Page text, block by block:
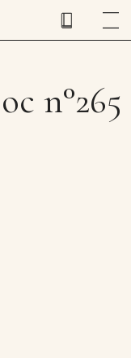
n°265